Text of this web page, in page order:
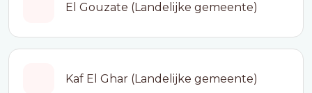
El Gouzate (Landelijke gemeente)
Kaf El Ghar (Landelijke gemeente)